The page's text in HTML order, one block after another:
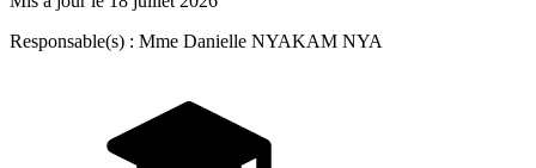
Responsable(s) : Mme Danielle NYAKAM NYA